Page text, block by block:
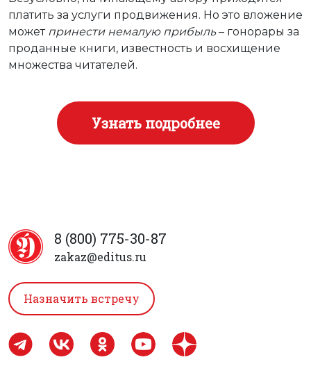
платить за услуги продвижения. Но это вложение
может принести немалую прибыль– гонорары за
проданные книги, известность и восхищение
множества читателей.
Узнать подробнее
8 (800) 775-30-87
zakaz@editus.ru
Назначить встречу